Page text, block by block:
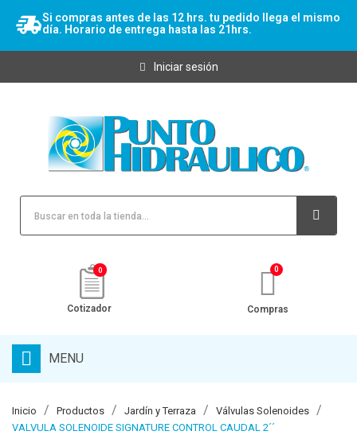
Si compras antes de las 12 hrs. tu pedido llega el mismo
día. Horario de entrega hasta las 21hrs.
Iniciar sesión
0
Cotizador Compras
MENU
Inicio Productos Jardín y Terraza
Válvulas Solenoides
VALVULA SOLENOIDE SIGNATURE CONTROL CAUDAL 2´´